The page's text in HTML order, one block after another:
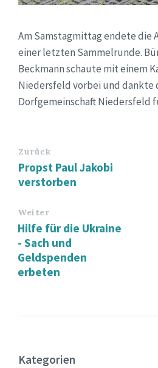
Am Samstagmittag endete die
einer letzten Sammelrunde.
Beckmann schaute mit einem
Niedersfeld vorbei und dankte
Dorfgemeinschaft Niedersfeld
Zurück
Propst Paul Jakobi
verstorben
Weiter
Hilfe für die Ukraine
- Sach und
Geldspenden
erbeten
Kategorien